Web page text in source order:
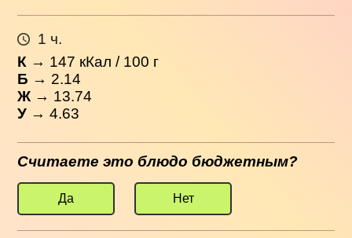
1 ч.
К → 147 кКал / 100 г
Б → 2.14
Ж → 13.74
У → 4.63
Считаете это блюдо бюджетным?
Да Нет